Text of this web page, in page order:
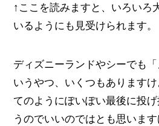
↑ここを読みますと、いろいろ
いるようにも見受けられます。
ディズニーランドやシーでも
いうやつ、いくつもあります
てのようにぽいぽい最後に投
うのでいいのではとも思いま